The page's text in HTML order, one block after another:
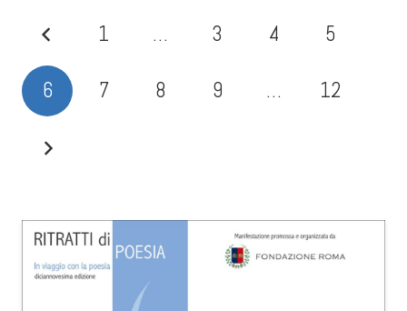
1 … 3 4 5
6 7 8 9 … 12